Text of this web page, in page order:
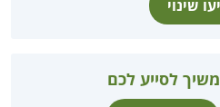
שינוי
לסייע לכם